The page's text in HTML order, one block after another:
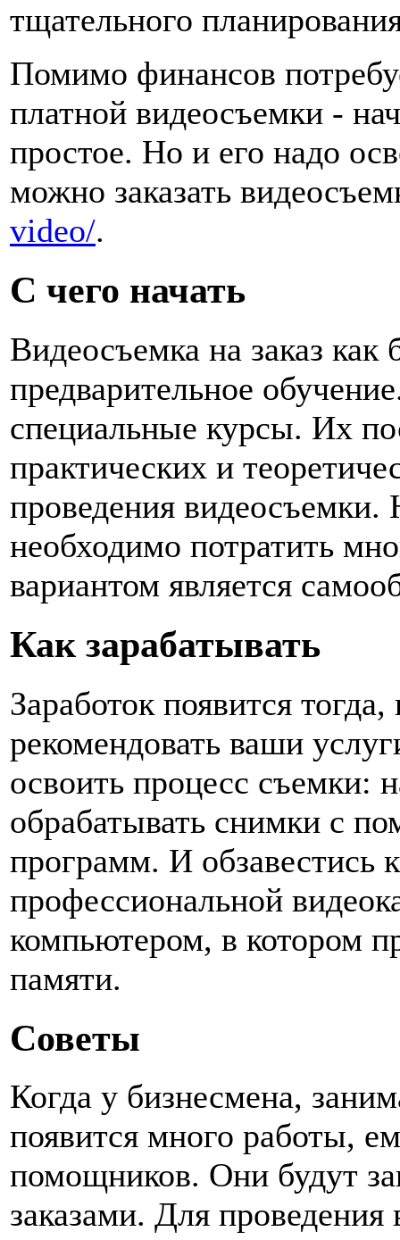
тщательного
Помимо финансов
платной видеосъемки -
простое. Но и его надо
можно заказать
video/.
С чего начать
Видеосъемка на заказ как
предварительное
специальные курсы. Их
практических и
проведения
необходимо потратить
вариантом является
Как зарабатывать
Заработок появится
рекомендовать ваши
освоить процесс съемки:
обрабатывать снимки с
программ. И обзавестись
профессиональной
компьютером, в котором
памяти.
Советы
Когда у бизнесмена,
появится много работы,
помощников. Они будут
заказами. Для